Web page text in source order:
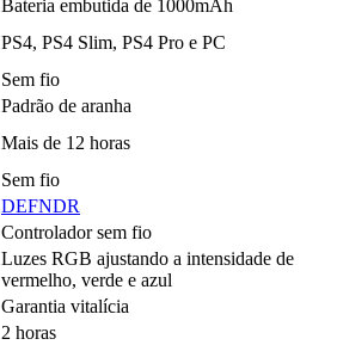
Bateria embutida de 1000mAh
PS4, PS4 Slim, PS4 Pro e PC
Sem fio
Padrão de aranha
Mais de 12 horas
Sem fio
DEFNDR
Controlador sem fio
Luzes RGB ajustando a intensidade de
vermelho, verde e azul
Garantia vitalícia
2 horas